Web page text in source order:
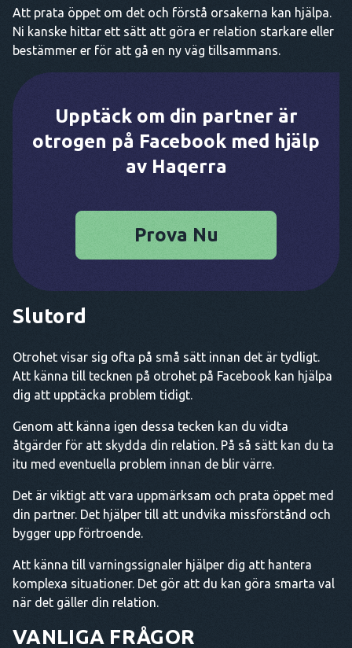
Att prata öppet om det och förstå orsakerna kan hjälpa.
Ni kanske hittar ett sätt att göra er relation starkare eller
bestämmer er för att gå en ny väg tillsammans.
Upptäck om din partner är
otrogen på Facebook med hjälp
av Haqerra
Prova Nu
Slutord
Otrohet visar sig ofta på små sätt innan det är tydligt.
Att känna till tecknen på otrohet på Facebook kan hjälpa
dig att upptäcka problem tidigt.
Genom att känna igen dessa tecken kan du vidta
åtgärder för att skydda din relation. På så sätt kan du ta
itu med eventuella problem innan de blir värre.
Det är viktigt att vara uppmärksam och prata öppet med
din partner. Det hjälper till att undvika missförstånd och
bygger upp förtroende.
Att känna till varningssignaler hjälper dig att hantera
komplexa situationer. Det gör att du kan göra smarta val
när det gäller din relation.
VANLIGA FRÅGOR